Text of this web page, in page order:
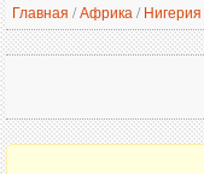
Главная /Африка / Нигерия